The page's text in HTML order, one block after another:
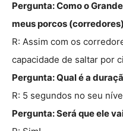
Pergunta: Como o
meus porcos
R: Assim com os
capacidade de saltar por
Pergunta: Qual é a
R: 5 segundos no seu
Pergunta: Será que ele